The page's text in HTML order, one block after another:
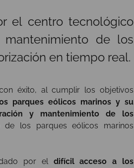
el centro tecnológico
de los
en tiempo real.
éxito, al cumplir los objetivos
parques eólicos marinos y su
y mantenimiento de los
de los parques eólicos marinos
por el difícil acceso a los